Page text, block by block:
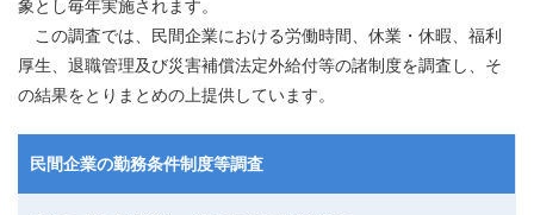
象とし毎年実施されます。
この調査では、民間企業における労働時間、休業・休暇、福利
厚生、退職管理及び災害補償法定外給付等の諸制度を調査し、そ
の結果をとりまとめの上提供しています。
民間企業の勤務条件制度等調査